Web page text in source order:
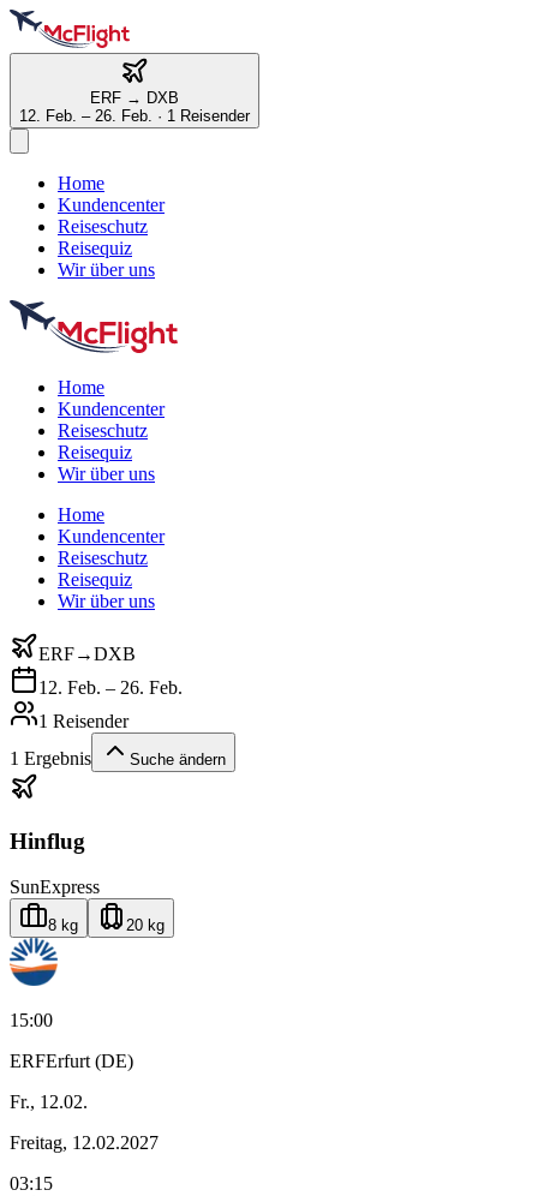
ERF → DXB
12. Feb. – 26. Feb. · 1 Reisender
Home
Kundencenter
Reiseschutz
Reisequiz
Wir über uns
Home
Kundencenter
Reiseschutz
Reisequiz
Wir über uns
Home
Kundencenter
Reiseschutz
Reisequiz
Wir über uns
ERF→DXB
12. Feb. – 26. Feb.
1 Reisender
1 Ergebnis Suche ändern
Hinflug
SunExpress
8 kg 20 kg
15:00
ERFErfurt (DE)
Fr., 12.02.
Freitag, 12.02.2027
03:15